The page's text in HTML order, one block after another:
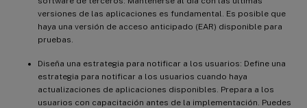
versiones de las aplicaciones es fundamental. Es posible que
haya una versión de acceso anticipado (EAR) disponible para
pruebas.
Diseña una estrategia para notificar a los usuarios: Define una
estrategia para notificar a los usuarios cuando haya
actualizaciones de aplicaciones disponibles. Prepara a los
usuarios con capacitación antes de la implementación. Puedes